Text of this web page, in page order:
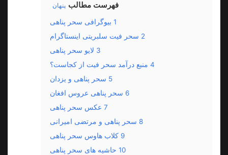
فهرست مطالب پنهان
1 بیوگرافی سحر پناهی
2 سحر فیت سلبریتی اینستاگرام
3 لایو سحر پناهی
4 منبع درآمد سحر فیت از کجاست؟
5 سحر پناهی و یزدان
6 سحر پناهی عروس افغان
7 عکس سحر پناهی
8 سحر پناهی و مرتضی امیرانی
9 کلاب هاوس سحر پناهی
10 حاشیه های سحر پناهی